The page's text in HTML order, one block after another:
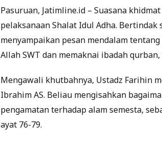
Pasuruan, Jatimline.id – Suasana
pelaksanaan Shalat Idul Adha. Bertindak
menyampaikan pesan mendalam
Allah SWT dan memaknai ibadah qurban,
Mengawali khutbahnya, Ustadz Farihin
Ibrahim AS. Beliau mengisahkan
pengamatan terhadap alam semesta,
ayat 76-79.